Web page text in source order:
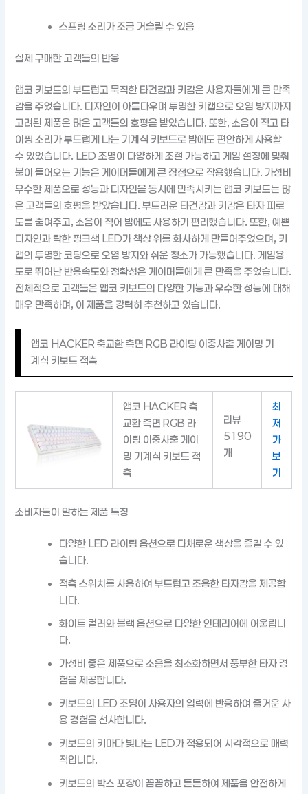
스프링 소리가 조금 거슬릴 수 있음
실제 구매한 고객들의 반응
앱코 키보드의 부드럽고 묵직한 타건감과 키감은 사용자들에게 큰 만족
감을 주었습니다. 디자인이 아름다우며 투명한 키캡으로 오염 방지까지
고려된 제품은 많은 고객들의 호평을 받았습니다. 또한, 소음이 적고 타
이핑 소리가 부드럽게 나는 기계식 키보드로 밤에도 편안하게 사용할
수 있었습니다. LED 조명이 다양하게 조절 가능하고 게임 설정에 맞춰
불이 들어오는 기능은 게이머들에게 큰 장점으로 작용했습니다. 가성비
우수한 제품으로 성능과 디자인을 동시에 만족시키는 앱코 키보드는 많
은 고객들의 호평을 받았습니다. 부드러운 타건감과 키감은 타자 피로
도를 줄여주고, 소음이 적어 밤에도 사용하기 편리했습니다. 또한, 예쁜
디자인과 탁한 핑크색 LED가 책상 위를 화사하게 만들어주었으며, 키
캡의 투명한 코팅으로 오염 방지와 쉬운 청소가 가능했습니다. 게임용
도로 뛰어난 반응속도와 정확성은 게이머들에게 큰 만족을 주었습니다.
전체적으로 고객들은 앱코 키보드의 다양한 기능과 우수한 성능에 대해
매우 만족하며, 이 제품을 강력히 추천하고 있습니다.
앱코 HACKER 축교환 측면 RGB 라이팅 이중사출 게이밍 기
계식 키보드 적축
앱코 HACKER 축
교환 측면 RGB 라
이팅 이중사출 게이
밍 기계식 키보드 적
축
리뷰
5190
개
최
저
가
보
기
소비자들이 말하는 제품 특징
다양한 LED 라이팅 옵션으로 다채로운 색상을 즐길 수 있
습니다.
적축 스위치를 사용하여 부드럽고 조용한 타자감을 제공합
니다.
화이트 컬러와 블랙 옵션으로 다양한 인테리어에 어울립니
다.
가성비 좋은 제품으로 소음을 최소화하면서 풍부한 타자 경
험을 제공합니다.
키보드의 LED 조명이 사용자의 입력에 반응하여 즐거운 사
용 경험을 선사합니다.
키보드의 키마다 빛나는 LED가 적용되어 시각적으로 매력
적입니다.
키보드의 박스 포장이 꼼꼼하고 튼튼하여 제품을 안전하게